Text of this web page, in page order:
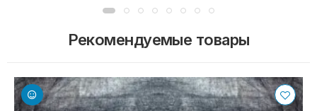
Рекомендуемые товары